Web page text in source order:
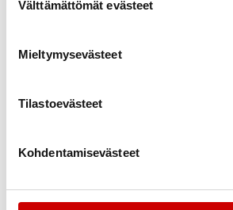
Välttämättömät evästeet
Mieltymysevästeet
Tilastoevästeet
Kohdentamisevästeet
Heidi Malmström
0407096770
Yhdistyksen hallitus